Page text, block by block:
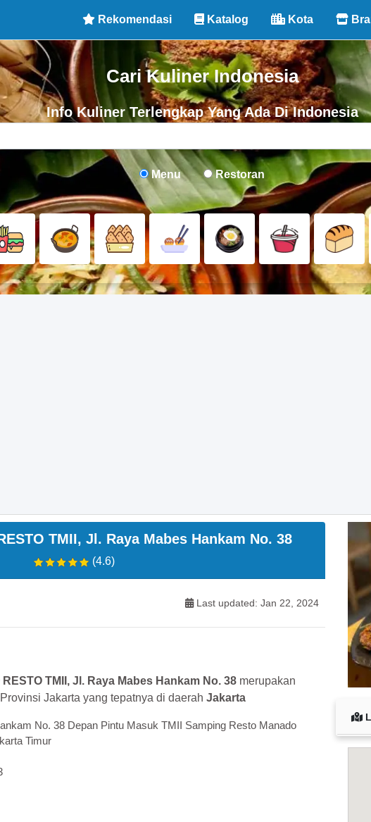
Rekomendasi Katalog Kota
Cari Kuliner Indonesia
Info Kuliner Terlengkap Yang Ada Di Indonesia
Menu Restoran
TMII, Jl. Raya Mabes Hankam No. 38
(4.6)
Last updated: Jan 22, 2024
TMII, Jl. Raya Mabes Hankam No. 38 merupakan
Jakarta yang tepatnya di daerah Jakarta
No. 38 Depan Pintu Masuk TMII Samping Resto Manado
Timur